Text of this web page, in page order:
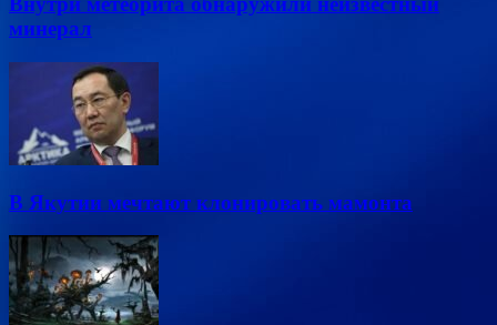
минерал
В Якутии мечтают клонировать мамонта